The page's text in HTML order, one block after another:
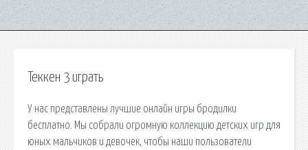
Теккен 3 играть
У нас представлены лучшие онлайн игры бродилки
бесплатно. Мы собрали огромную коллекцию детских игр для
юных мальчиков и девочек, чтобы наши пользователи